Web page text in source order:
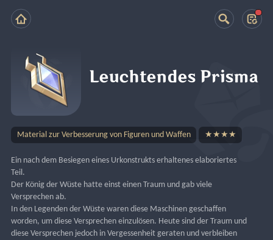
Leuchtendes Prisma
Material zur Verbesserung von Figuren und Waffen ★★★★
Ein nach dem Besiegen eines Urkonstrukts erhaltenes elaboriertes
Teil.
Der König der Wüste hatte einst einen Traum und gab viele
Versprechen ab.
In den Legenden der Wüste waren diese Maschinen geschaffen
worden, um diese Versprechen einzulösen. Heute sind der Traum und
diese Versprechen jedoch in Vergessenheit geraten und verbleiben